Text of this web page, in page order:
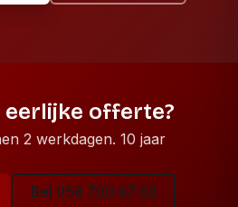
eerlijke offerte?
2 werkdagen. 10 jaar
Bel 058 700 97 02